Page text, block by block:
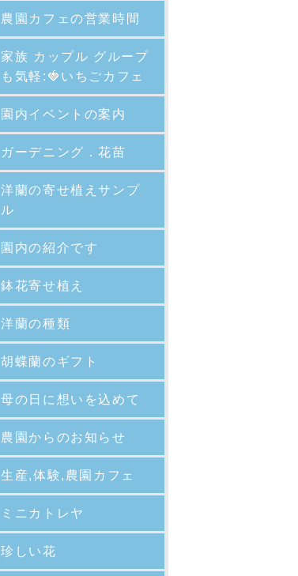
農園カフェの営業時間
家族 カップル グループ
も気軽:🍓いちごカフェ
園内イベントの案内
ガーデニング．花苗
洋蘭の寄せ植えサンプ
ル
園内の紹介です
鉢花寄せ植え
洋蘭の種類
胡蝶蘭のギフト
母の日に想いを込めて
農園からのお知らせ
生産,体験,農園カフェ
ミニカトレヤ
珍しい花